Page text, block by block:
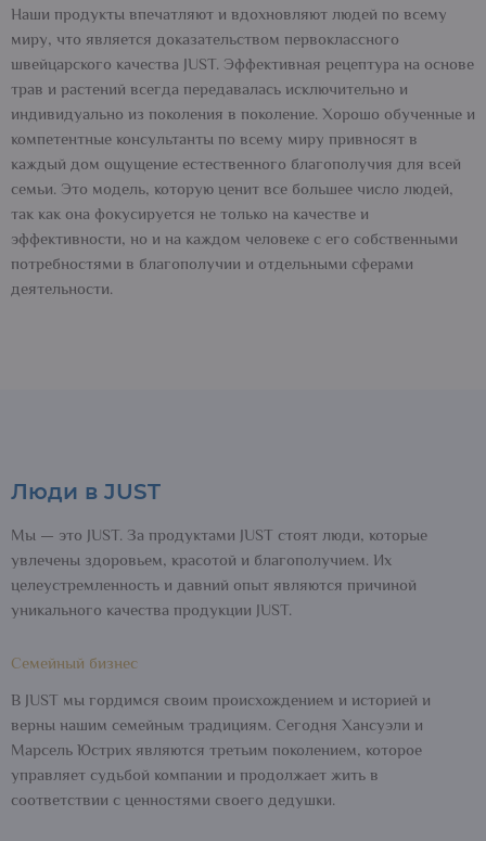
Наши продукты впечатляют и вдохновляют людей по всему
миру, что является доказательством первоклассного
швейцарского качества JUST. Эффективная рецептура на основе
трав и растений всегда передавалась исключительно и
индивидуально из поколения в поколение. Хорошо обученные и
компетентные консультанты по всему миру привносят в
каждый дом ощущение естественного благополучия для всей
семьи. Это модель, которую ценит все большее число людей,
так как она фокусируется не только на качестве и
эффективности, но и на каждом человеке с его собственными
потребностями в благополучии и отдельными сферами
деятельности.
Люди в JUST
Мы — это JUST. За продуктами JUST стоят люди, которые
увлечены здоровьем, красотой и благополучием. Их
целеустремленность и давний опыт являются причиной
уникального качества продукции JUST.
Семейный бизнес
В JUST мы гордимся своим происхождением и историей и
верны нашим семейным традициям. Сегодня Хансуэли и
Марсель Юстрих являются третьим поколением, которое
управляет судьбой компании и продолжает жить в
соответствии с ценностями своего дедушки.